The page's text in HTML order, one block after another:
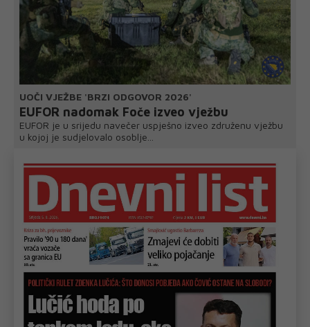
UOČI VJEŽBE 'BRZI ODGOVOR 2026'
EUFOR nadomak Foče izveo vježbu
EUFOR je u srijedu navečer uspješno izveo združenu vježbu
u kojoj je sudjelovalo osoblje...